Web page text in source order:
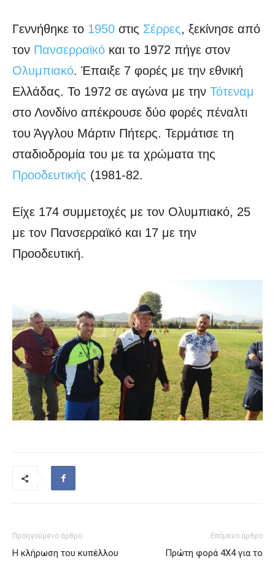
Γεννήθηκε το 1950 στις Σέρρες, ξεκίνησε από
τον Πανσερραϊκό και το 1972 πήγε στον
Ολυμπιακό. Έπαιξε 7 φορές με την εθνική
Ελλάδας. Το 1972 σε αγώνα με την Τότεναμ
στο Λονδίνο απέκρουσε δύο φορές πέναλτι
του Άγγλου Μάρτιν Πήτερς. Τερμάτισε τη
σταδιοδρομία του με τα χρώματα της
Προοδευτικής (1981-82.
Είχε 174 συμμετοχές με τον Ολυμπιακό, 25
με τον Πανσερραϊκό και 17 με την
Προοδευτική.
Προηγούμενο άρθρο
Η κλήρωση του κυπέλλου
Επόμενο άρθρο
Πρώτη φορά 4Χ4 για το